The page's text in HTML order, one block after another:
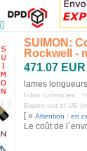
SUIMON:
Rockwell -
471.07 EUR
lames
Infos currencies :
Export out of UE
[ » Attention : en
Le coût de